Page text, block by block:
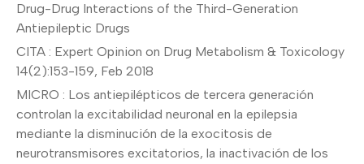
Drug-Drug Interactions of the Third-Generation
Antiepileptic Drugs
CITA : Expert Opinion on Drug Metabolism & Toxicology
14(2):153-159, Feb 2018
MICRO : Los antiepilépticos de tercera generación
controlan la excitabilidad neuronal en la epilepsia
mediante la disminución de la exocitosis de
neurotransmisores excitatorios, la inactivación de los